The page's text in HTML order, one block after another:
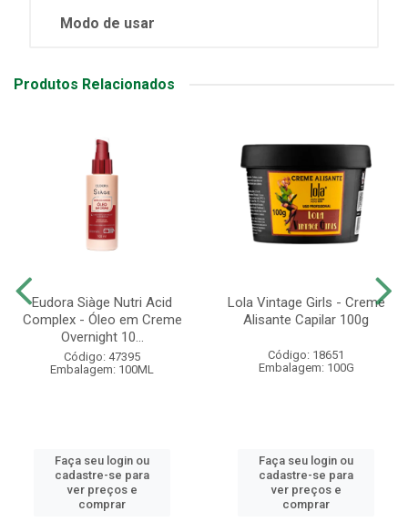
Modo de usar
Produtos Relacionados
Eudora Siàge Nutri Acid
Complex - Óleo em Creme
Overnight 10...
Código: 47395
Embalagem: 100ML
Faça seu login ou
cadastre-se para
ver preços e
comprar
Lola Vintage Girls - Creme
Alisante Capilar 100g
Código: 18651
Embalagem: 100G
Faça seu login ou
cadastre-se para
ver preços e
comprar